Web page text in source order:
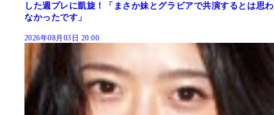
した週プレに凱旋！「まさか妹とグラビアで共演するとは思わ
なかったです」
2026年08月03日 20:00